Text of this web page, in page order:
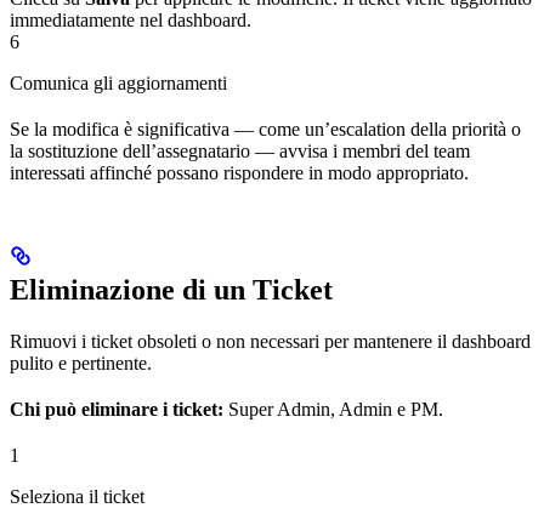
immediatamente nel dashboard.
6
Comunica gli aggiornamenti
Se la modifica è significativa — come un’escalation della priorità o
la sostituzione dell’assegnatario — avvisa i membri del team
interessati affinché possano rispondere in modo appropriato.
Eliminazione di un Ticket
Rimuovi i ticket obsoleti o non necessari per mantenere il dashboard
pulito e pertinente.
Chi può eliminare i ticket: Super Admin, Admin e PM.
1
Seleziona il ticket